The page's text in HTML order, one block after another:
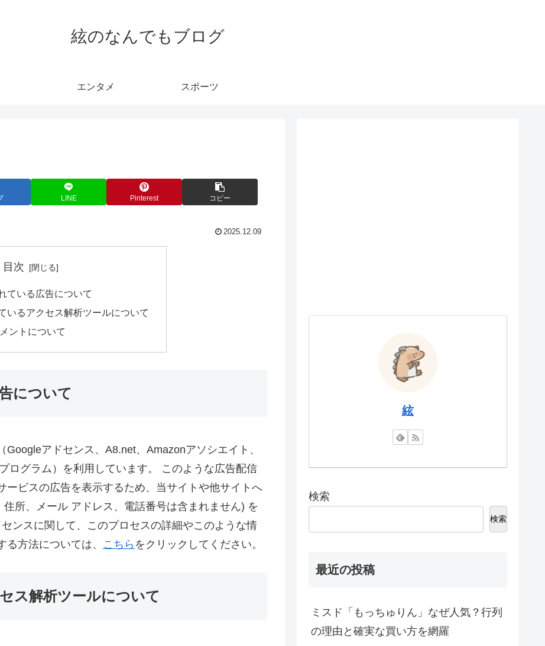
絃のなんでもブログ
エンタメ スポーツ
LINE Pinterest コピー
2025.12.09
目次
ている広告について
いるアクセス解析ツールについて
ントについて
について
アドセンス、A8.net、Amazonアソシエイト、
ログラム）を利用しています。 このような広告配信
ービスの広告を表示するため、当サイトや他サイトへ
所、メール アドレス、電話番号は含まれません) を
ンスに関して、このプロセスの詳細やこのような情
方法については、 こちら をクリックしてください。
ス解析ツールについて
絃
検索
検索
最近の投稿
ミスド「もっちゅりん」なぜ人気？行列
の理由と確実な買い方を網羅